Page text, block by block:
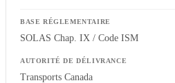
SOLAS Chap. IX / Code ISM
Transports Canada